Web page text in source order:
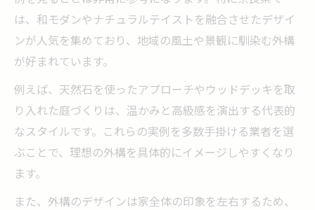
は、和モダンやナチュラルテイストを融合させたデザイ
ンが人気を集めており、地域の風土や景観に馴染む外構
が好まれています。
例えば、天然石を使ったアプローチやウッドデッキを取
り入れた庭づくりは、温かみと高級感を演出する代表的
なスタイルです。これらの実例を多数手掛ける業者を選
ぶことで、理想の外構を具体的にイメージしやすくなり
ます。
また、外構のデザインは家全体の印象を左右するため、